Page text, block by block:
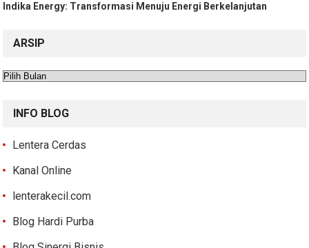
Indika Energy: Transformasi Menuju Energi Berkelanjutan
ARSIP
Arsip
INFO BLOG
Lentera Cerdas
Kanal Online
lenterakecil.com
Blog Hardi Purba